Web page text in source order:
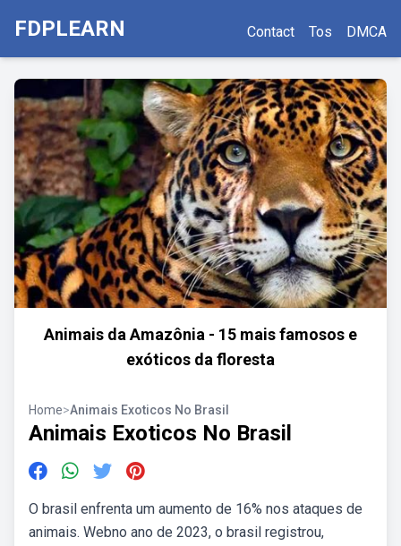
FDPLEARN Contact Tos DMCA
Animais da Amazônia - 15 mais famosos e
exóticos da floresta
Home>Animais Exoticos No Brasil
Animais Exoticos No Brasil
O brasil enfrenta um aumento de 16% nos ataques de
animais. Webno ano de 2023, o brasil registrou,